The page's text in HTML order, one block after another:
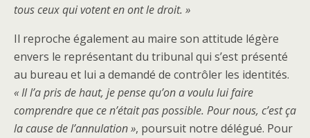
tous ceux qui votent en ont le droit. »
Il reproche également au maire son attitude légère
envers le représentant du tribunal qui s’est présenté
au bureau et lui a demandé de contrôler les identités.
« Il l’a pris de haut, je pense qu’on a voulu lui faire
comprendre que ce n’était pas possible. Pour nous, c’est ça
la cause de l’annulation », poursuit notre délégué. Pour